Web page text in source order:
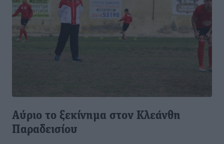
Αύριο το ξεκίνημα στον Κλεάνθη
Παραδεισίου